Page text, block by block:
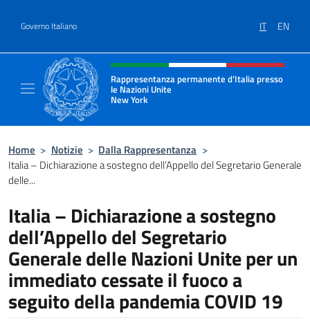
Governo Italiano IT EN
Intestazione sito, social e menù
Rappresentanza permanente d’Italia presso
le Nazioni Unite
New York
Il sito ufficiale della Rappresentanza
Home > Notizie > Dalla Rappresentanza >
Italia – Dichiarazione a sostegno dell’Appello del Segretario Generale
delle...
Italia – Dichiarazione a sostegno
dell’Appello del Segretario
Generale delle Nazioni Unite per un
immediato cessate il fuoco a
seguito della pandemia COVID 19